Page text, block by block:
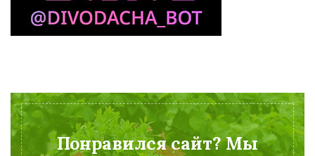
Понравился сайт? Мы